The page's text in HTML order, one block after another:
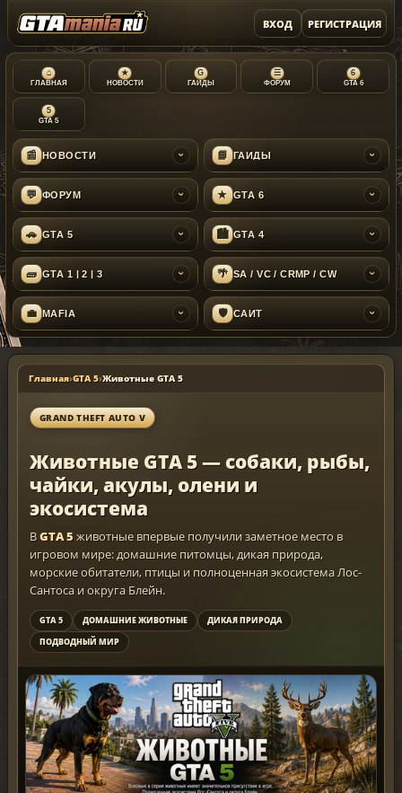
ВХОД РЕГИСТРАЦИЯ
⌂
ГЛАВНАЯ
★
НОВОСТИ
G
ГАЙДЫ
☰
ФОРУМ
6
GTA 6
5
GTA 5
📰 НОВОСТИ › 📘 ГАЙДЫ ›
💬 ФОРУМ › ★ GTA 6 ›
🚗 GTA 5 › 🏙 GTA 4 ›
🧱 GTA 1 | 2 | 3 › 🌴 SA / VC / CRMP / CW ›
💼 MAFIA › 🛡 САЙТ ›
Главная›GTA 5›Животные GTA 5
GRAND THEFT AUTO V
Животные GTA 5 — собаки, рыбы,
чайки, акулы, олени и
экосистема
ВGTA 5животные впервые получили заметное место в
игровом мире: домашние питомцы, дикая природа,
морские обитатели, птицы и полноценная экосистема Лос-
Сантоса и округа Блейн.
GTA 5 ДОМАШНИЕ ЖИВОТНЫЕ
ДИКАЯ ПРИРОДА
ПОДВОДНЫЙ МИР